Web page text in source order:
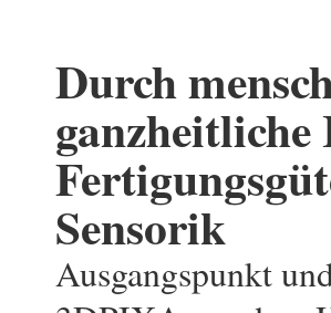
Durch
Sensorik
Ausgangspunkt